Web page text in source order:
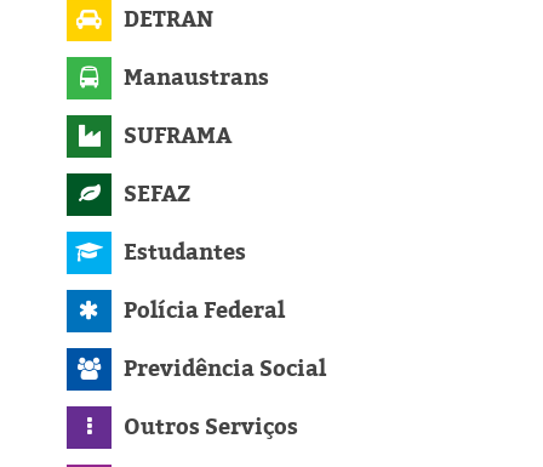
DETRAN
Manaustrans
SUFRAMA
SEFAZ
Estudantes
Polícia Federal
Previdência Social
Outros Serviços